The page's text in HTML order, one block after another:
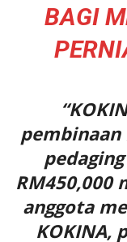
BAGI
RM450,000
anggota
KOKINA,